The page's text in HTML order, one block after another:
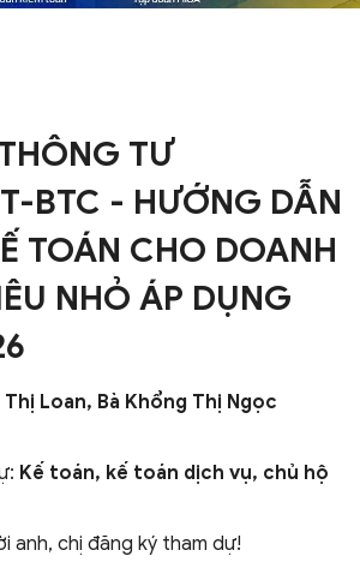
TƯ
BTC - HƯỚNG DẪN
TOÁN CHO DOANH
NHỎ ÁP DỤNG
Thị Loan, Bà Khổng Thị Ngọc
Kế toán, kế toán dịch vụ, chủ hộ
anh, chị đăng ký tham dự!